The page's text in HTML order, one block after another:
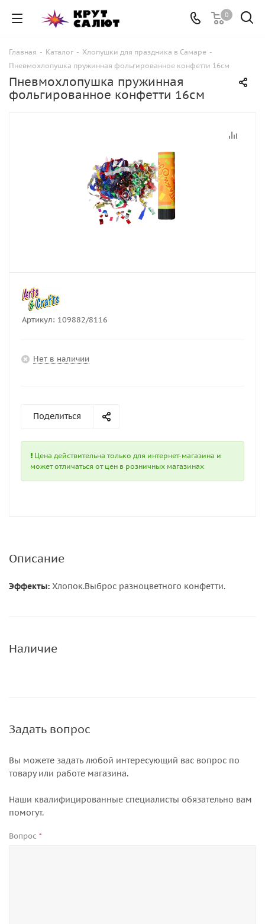
0
Главная - Каталог - Хлопушки для праздника в Самаре -
Пневмохлопушка пружинная фольгированное конфетти 16см
Пневмохлопушка пружинная
фольгированное конфетти 16см
Артикул: 109882/8116
Нет в наличии
Поделиться
Цена действительна только для интернет-магазина и
может отличаться от цен в розничных магазинах
Описание
Эффекты: Хлопок.Выброс разноцветного конфетти.
Наличие
Задать вопрос
Вы можете задать любой интересующий вас вопрос по
товару или работе магазина.
Наши квалифицированные специалисты обязательно вам
помогут.
Вопрос *